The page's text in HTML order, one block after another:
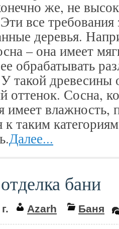
же, не
все требования
деревья.
– она имеет
ее обрабатывать
такой древесины
оттенок. Сосна,
имеет влажность,
к таким
Далее...
бани
Azarh Баня